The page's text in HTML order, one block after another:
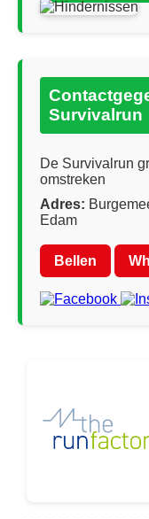
Survivalrun
De Survivalrun
omstreken
Adres:
Edam
Bellen